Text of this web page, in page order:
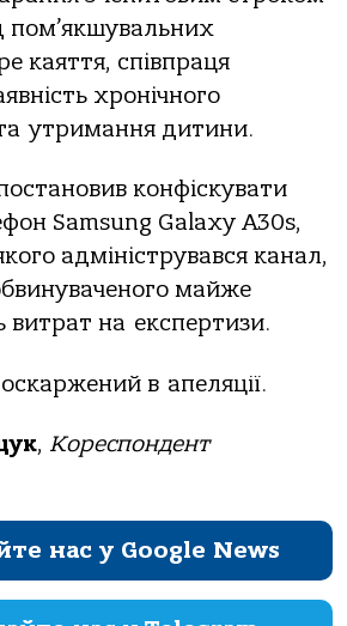
пом’якшувальних
каяття, співпраця
хронічного
утримання дитини.
конфіскувати
Samsung Galaxy A30s,
адмініструвався канал,
майже
витрат на експертизи.
в апеляції.
, Кореспондент
нас у Google News